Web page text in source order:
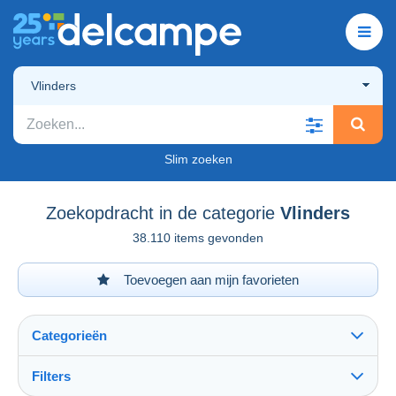
Vlinders
Slim zoeken
Zoekopdracht in de categorie Vlinders
38.110 items gevonden
Toevoegen aan mijn favorieten
Categorieën
Filters